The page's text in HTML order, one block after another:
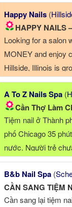
Happy Nails (
HAPPY NAILS
Looking for a salon
MONEY and enjoy
Hillside, Illinois is
people to join our
Experts * Manicure/
A To Z Nails Spa (
Cần Thợ Làm
Tiệm nail ở Thành
phố Chicago 35
nước. Người trẻ
B&b Nail Spa (
CẦN SANG TIỆM
Cần sang lại tiệm